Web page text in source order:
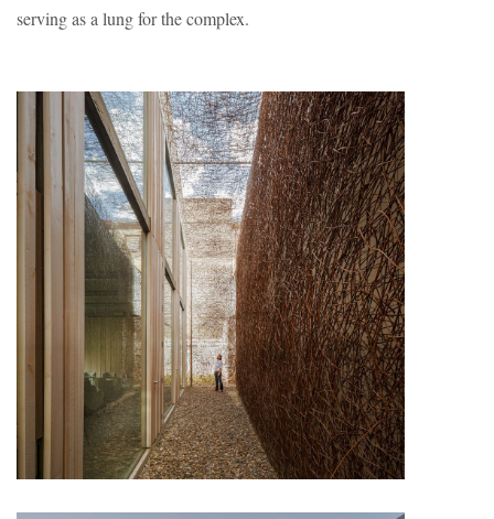
serving as a lung for the complex.